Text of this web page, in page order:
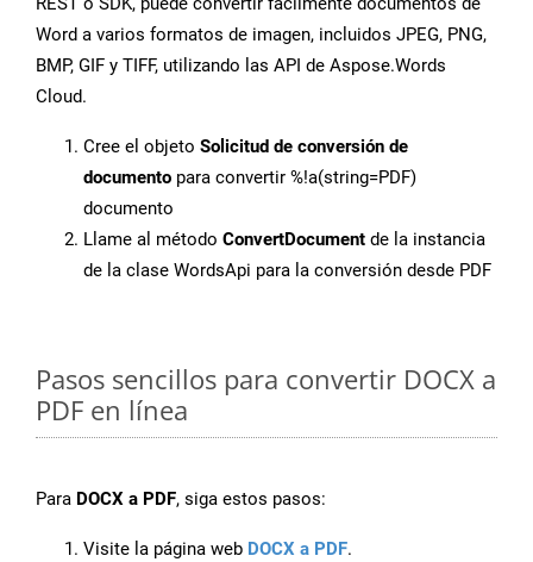
Word a varios formatos de imagen, incluidos JPEG, PNG,
BMP, GIF y TIFF, utilizando las API de Aspose.Words
Cloud.
Cree el objeto Solicitud de conversión de
documento para convertir %!a(string=PDF)
documento
Llame al método ConvertDocument de la instancia
de la clase WordsApi para la conversión desde PDF
Pasos sencillos para convertir DOCX a
PDF en línea
Para DOCX a PDF, siga estos pasos:
Visite la página web DOCX a PDF.